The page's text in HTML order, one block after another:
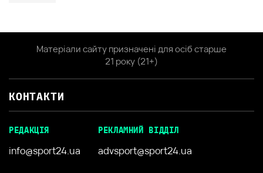
Матеріали сайту призначені для осіб старше
21 року (21+)
КОНТАКТИ
РЕДАКЦІЯ
info@sport24.ua
РЕКЛАМНИЙ ВІДДІЛ
advsport@sport24.ua